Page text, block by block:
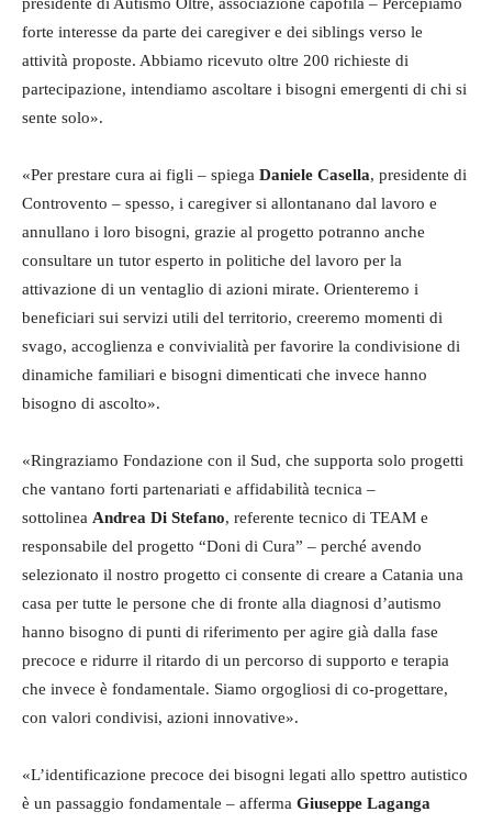
presidente di Autismo Oltre, associazione capofila – Percepiamo
forte interesse da parte dei caregiver e dei siblings verso le
attività proposte. Abbiamo ricevuto oltre 200 richieste di
partecipazione, intendiamo ascoltare i bisogni emergenti di chi si
sente solo».
«Per prestare cura ai figli – spiega Daniele Casella, presidente di
Controvento – spesso, i caregiver si allontanano dal lavoro e
annullano i loro bisogni, grazie al progetto potranno anche
consultare un tutor esperto in politiche del lavoro per la
attivazione di un ventaglio di azioni mirate. Orienteremo i
beneficiari sui servizi utili del territorio, creeremo momenti di
svago, accoglienza e convivialità per favorire la condivisione di
dinamiche familiari e bisogni dimenticati che invece hanno
bisogno di ascolto».
«Ringraziamo Fondazione con il Sud, che supporta solo progetti
che vantano forti partenariati e affidabilità tecnica –
sottolinea Andrea Di Stefano, referente tecnico di TEAM e
responsabile del progetto “Doni di Cura” – perché avendo
selezionato il nostro progetto ci consente di creare a Catania una
casa per tutte le persone che di fronte alla diagnosi d’autismo
hanno bisogno di punti di riferimento per agire già dalla fase
precoce e ridurre il ritardo di un percorso di supporto e terapia
che invece è fondamentale. Siamo orgogliosi di co-progettare,
con valori condivisi, azioni innovative».
«L’identificazione precoce dei bisogni legati allo spettro autistico
è un passaggio fondamentale – afferma Giuseppe Laganga